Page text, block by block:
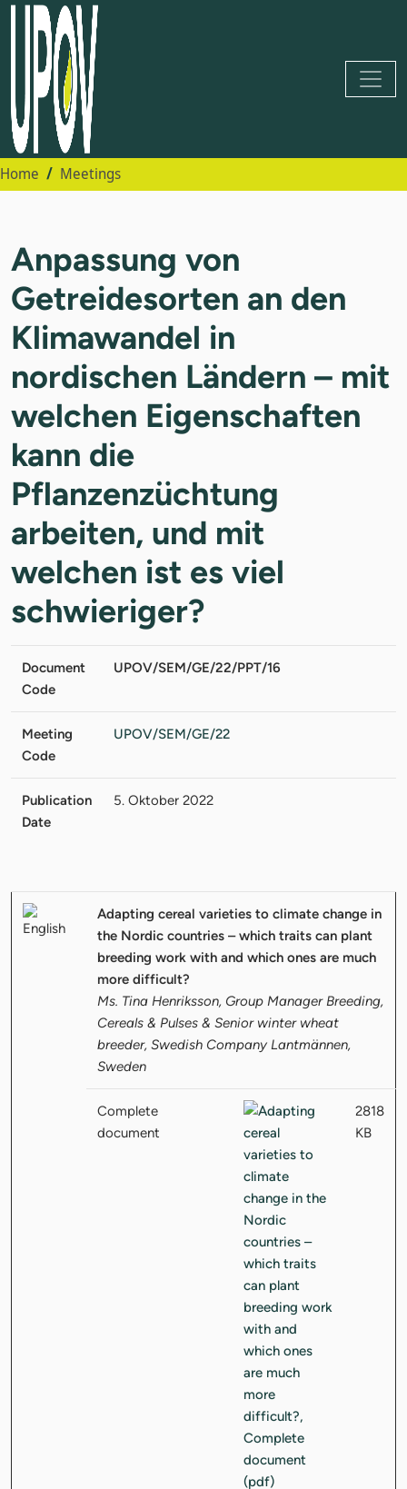
Home Meetings
Anpassung von
Getreidesorten an den
Klimawandel in
nordischen Ländern – mit
welchen Eigenschaften
kann die
Pflanzenzüchtung
arbeiten, und mit
welchen ist es viel
schwieriger?
Document
Code
UPOV/SEM/GE/22/PPT/16
Meeting
Code
UPOV/SEM/GE/22
Publication
Date
5. Oktober 2022
Adapting cereal varieties to climate change in
the Nordic countries – which traits can plant
breeding work with and which ones are much
more difficult?
Ms. Tina Henriksson, Group Manager Breeding,
Cereals & Pulses & Senior winter wheat
breeder, Swedish Company Lantmännen,
Sweden
Complete
document
2818
KB